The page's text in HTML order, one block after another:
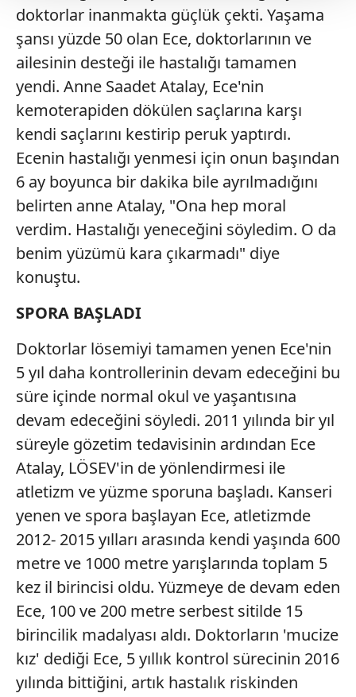
Her halükârda, kullanıcılar, bu çerezlere izin vermedikleri
takdirde, kullanıcılara hedefli reklamlar
gösterilmeyecektir."
Sizlere daha iyi bir hizmet sunabilmek için İnternet
Sitemizde kendimize ve üçüncü kişilere ait çerezler
kullanılmaktadır. Bu çerezler vasıtasıyla çeşitli kişisel
verileriniz işlenmekte olup gerekli olan çerezler bilgi
toplumu hizmetlerinin sunulması amacıyla
kullanılmaktadır. Diğer çerezler, sitemizin daha işlevsel
kılınması ve kişiselleştirilmesi ve sizlere yönelik
reklam/pazarlama faaliyetlerinin yapılması, amaçlarıyla
sınırlı olarak açık rızanız dahilinde kullanılacaktır.
Çerezlere ilişkin tercihlerinizi aşağıda yer alan panel
için Ayarlar butonuna tıklayabilir,
6698 sayılı Kişisel Verilerin Korunması Kanunu uyarınca
hazırlanmış Aydınlatma Metnimizi okumak ve sitemizde
ilgili mevzuata uygun olarak kullanılan çerezlerle ilgili bilgi
tıklayınız .
doktorlar inanmakta güçlük çekti. Yaşama
şansı yüzde 50 olan Ece, doktorlarının ve
ailesinin desteği ile hastalığı tamamen
yendi. Anne Saadet Atalay, Ece'nin
kemoterapiden dökülen saçlarına karşı
kendi saçlarını kestirip peruk yaptırdı.
Ecenin hastalığı yenmesi için onun başından
6 ay boyunca bir dakika bile ayrılmadığını
belirten anne Atalay, "Ona hep moral
verdim. Hastalığı yeneceğini söyledim. O da
benim yüzümü kara çıkarmadı" diye
konuştu.
SPORA BAŞLADI
Doktorlar lösemiyi tamamen yenen Ece'nin
5 yıl daha kontrollerinin devam edeceğini bu
süre içinde normal okul ve yaşantısına
devam edeceğini söyledi. 2011 yılında bir yıl
süreyle gözetim tedavisinin ardından Ece
Atalay, LÖSEV'in de yönlendirmesi ile
atletizm ve yüzme sporuna başladı. Kanseri
yenen ve spora başlayan Ece, atletizmde
2012- 2015 yılları arasında kendi yaşında 600
metre ve 1000 metre yarışlarında toplam 5
kez il birincisi oldu. Yüzmeye de devam eden
Ece, 100 ve 200 metre serbest sitilde 15
birincilik madalyası aldı. Doktorların 'mucize
kız' dediği Ece, 5 yıllık kontrol sürecinin 2016
yılında bittiğini, artık hastalık riskinden